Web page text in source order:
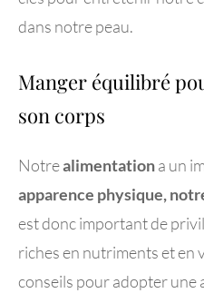
dans notre peau.
Manger équilibré
son corps
Notrealimentationa un
apparence physique,
est donc important de
riches en nutriments et en
conseils pour adopter une